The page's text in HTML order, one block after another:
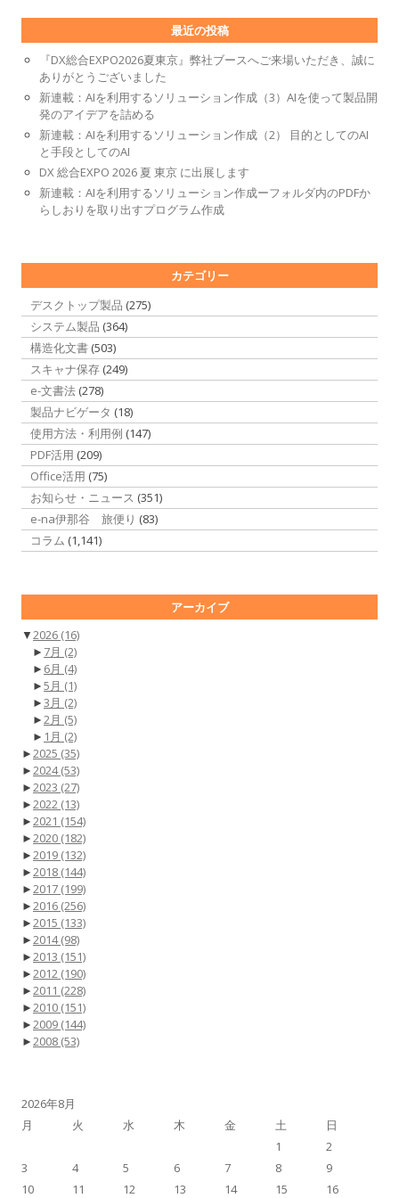
最近の投稿
『DX総合EXPO2026夏東京』弊社ブースへご来場いただき、誠に
ありがとうございました
新連載：AIを利用するソリューション作成（3）AIを使って製品開
発のアイデアを詰める
新連載：AIを利用するソリューション作成（2） 目的としてのAI
と手段としてのAI
DX 総合EXPO 2026 夏 東京 に出展します
新連載：AIを利用するソリューション作成ーフォルダ内のPDFか
らしおりを取り出すプログラム作成
カテゴリー
デスクトップ製品 (275)
システム製品 (364)
構造化文書 (503)
スキャナ保存 (249)
e-文書法 (278)
製品ナビゲータ (18)
使用方法・利用例 (147)
PDF活用 (209)
Office活用 (75)
お知らせ・ニュース (351)
e-na伊那谷 旅便り (83)
コラム (1,141)
アーカイブ
▼2026 (16)
► 7月 (2)
► 6月 (4)
►5月 (1)
►3月 (2)
►2月 (5)
► 1月 (2)
►2025 (35)
►2024(53)
►2023 (27)
►2022 (13)
►2021 (154)
►2020 (182)
►2019 (132)
►2018 (144)
►2017 (199)
►2016 (256)
►2015 (133)
►2014(98)
►2013 (151)
►2012 (190)
►2011 (228)
►2010 (151)
►2009 (144)
►2008 (53)
2026年8月
月
火 水 木 金 土
日
1
2
3
4 5 6 7 8
9
10
11 12 13 14 15 16